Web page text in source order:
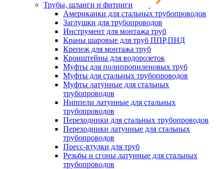
Трубы, шланги и фитинги
Американки для стальных трубопроводов
Заглушки для трубопроводов
Инструмент для монтажа труб
Краны шаровые для труб ППР,ПНД
Крепеж для монтажа труб
Кронштейны для водорозеток
Муфты для полипропиленовых труб
Муфты для стальных трубопроводов
Муфты латунные для стальных
трубопроводов
Ниппели латунные для стальных
трубопроводов
Переходники для стальных трубопроводов
Переходники латунные для стальных
трубопроводов
Пресс-втулки для труб
Резьбы и сгоны латунные для стальных
трубопроводов